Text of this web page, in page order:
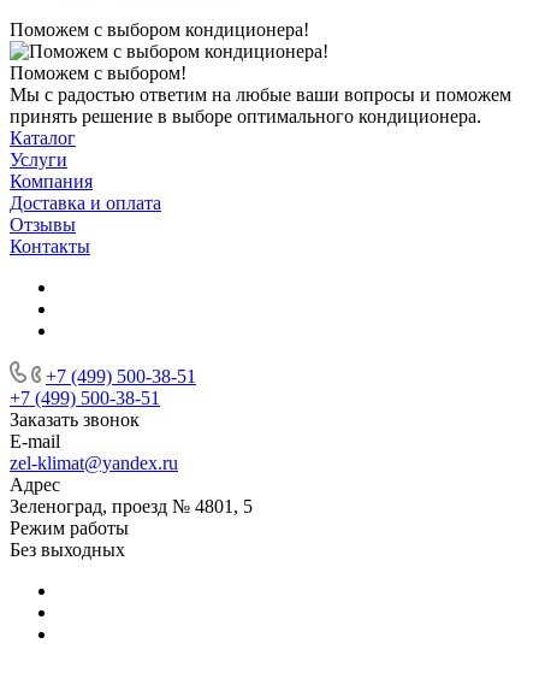
Поможем с выбором кондиционера!
Поможем с выбором!
Мы с радостью ответим на любые ваши вопросы и поможем
принять решение в выборе оптимального кондиционера.
Каталог
Услуги
Компания
Доставка и оплата
Отзывы
Контакты
+7 (499) 500-38-51
+7 (499) 500-38-51
Заказать звонок
E-mail
zel-klimat@yandex.ru
Адрес
Зеленоград, проезд № 4801, 5
Режим работы
Без выходных